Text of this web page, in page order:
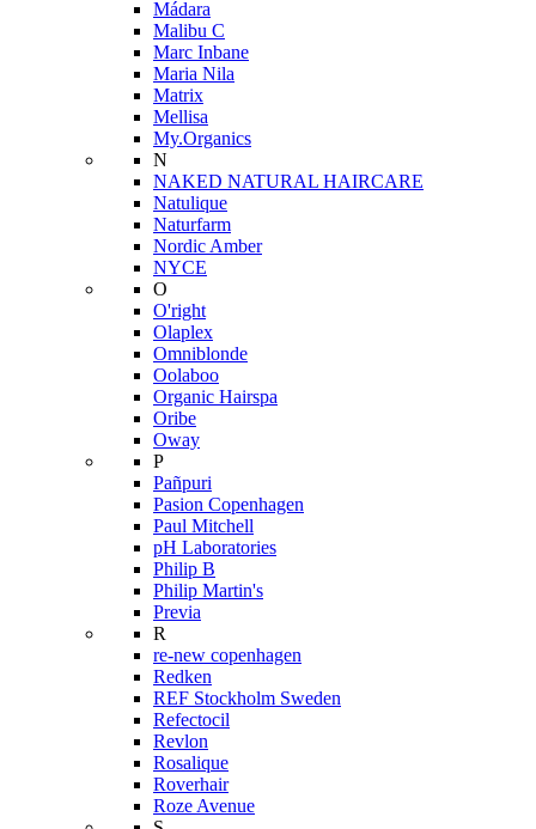
Mádara
Malibu C
Marc Inbane
Maria Nila
Matrix
Mellisa
My.Organics
N
NAKED NATURAL HAIRCARE
Natulique
Naturfarm
Nordic Amber
NYCE
O
O'right
Olaplex
Omniblonde
Oolaboo
Organic Hairspa
Oribe
Oway
P
Pañpuri
Pasion Copenhagen
Paul Mitchell
pH Laboratories
Philip B
Philip Martin's
Previa
R
re-new copenhagen
Redken
REF Stockholm Sweden
Refectocil
Revlon
Rosalique
Roverhair
Roze Avenue